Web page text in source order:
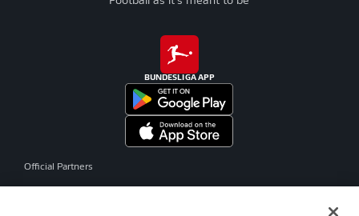
BUNDESLIGA APP
Official Partners